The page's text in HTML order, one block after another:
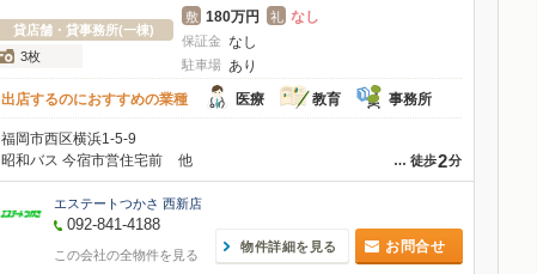
貸店舗・貸事務所(一棟)
3枚
敷 180万円 礼 なし
保証金 なし
駐車場 あり
出店するのにおすすめの業種
医療 教育 事務所
福岡市西区横浜1-5-9
… 徒歩2分
昭和バス 今宿市営住宅前 他
エステートつかさ 西新店
092-841-4188
この会社の全物件を見る
物件詳細を見る お問合せ